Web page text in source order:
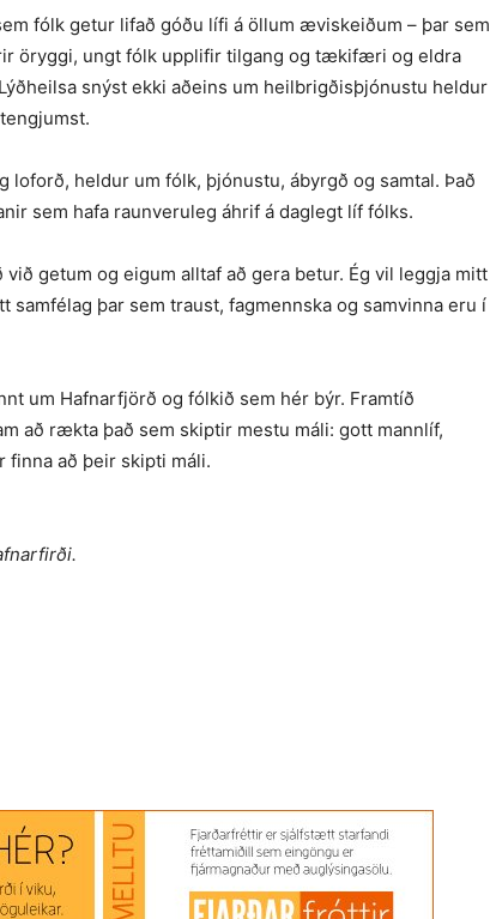
fólk getur lifað góðu lífi á öllum æviskeiðum – þar sem
öryggi, ungt fólk upplifir tilgang og tækifæri og eldra
snýst ekki aðeins um heil­brigðisþjónustu heldur
loforð, heldur um fólk, þjónustu, ábyrgð og samtal. Það
sem hafa raunveruleg áhrif á daglegt líf fólks.
getum og eigum alltaf að gera betur. Ég vil leggja mitt
samfélag þar sem traust, fagmennska og samvinna eru í
um Hafnarfjörð og fólkið sem hér býr. Framtíð
að rækta það sem skiptir mestu máli: gott mannlíf,
finna að þeir skipti máli.